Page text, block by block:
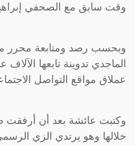
وقت سابق مع الصحفي
وبحسب رصد ومتابعة محرر
الماجدي تدوينة تابعها
عملاق مواقع التواصل
وكتبت عائشة بعد أن أرفقت
خلالها وهو يرتدي الزي